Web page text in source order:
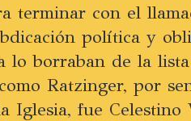
terminar con el
política y
lo borraban de la
Ratzinger, por
Iglesia, fue Celestino